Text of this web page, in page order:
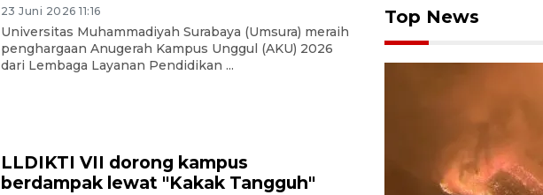
23 Juni 2026 11:16
Universitas Muhammadiyah Surabaya (Umsura) meraih
penghargaan Anugerah Kampus Unggul (AKU) 2026
dari Lembaga Layanan Pendidikan ...
LLDIKTI VII dorong kampus
berdampak lewat "Kakak Tangguh"
Top News